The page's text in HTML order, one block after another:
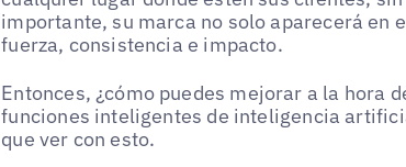
importante, su marca no solo aparecerá en
fuerza, consistencia e impacto.
Entonces, ¿cómo puedes mejorar a la hora
funciones inteligentes de inteligencia
que ver con esto.